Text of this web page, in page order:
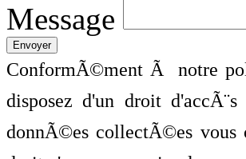
Message
ConformÃ©ment Ã notre
disposez d'un droit
donnÃ©es collectÃ©es vous